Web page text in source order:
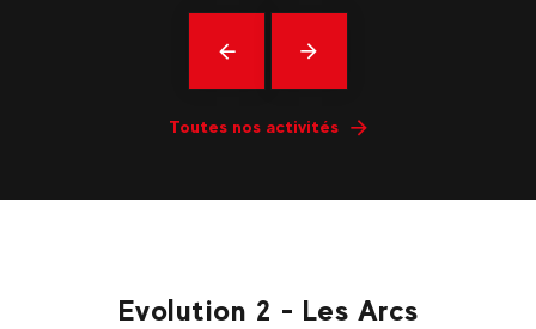
Précédent
En
savoir
Toutes nos activités
Evolution 2 - Les Arcs